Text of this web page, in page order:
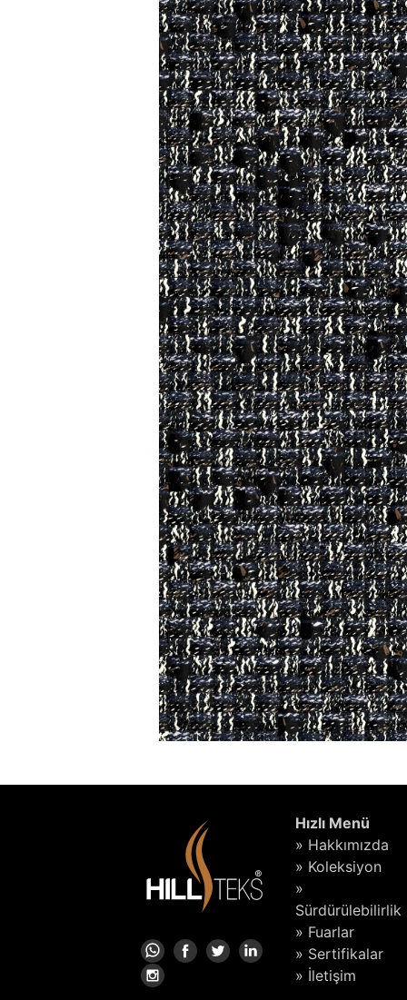
Hızlı Menü
» Hakkımızda
» Koleksiyon
»
Sürdürülebilirlik
» Fuarlar
» Sertifikalar
» İletişim